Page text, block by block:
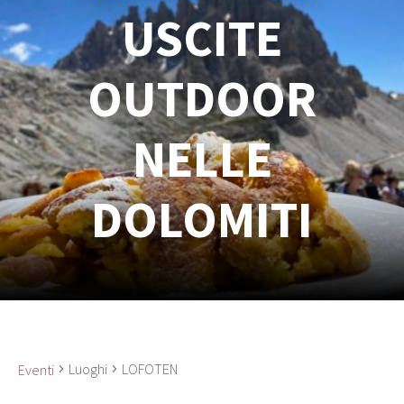
USCITE
OUTDOOR
NELLE
DOLOMITI
Eventi Luoghi LOFOTEN